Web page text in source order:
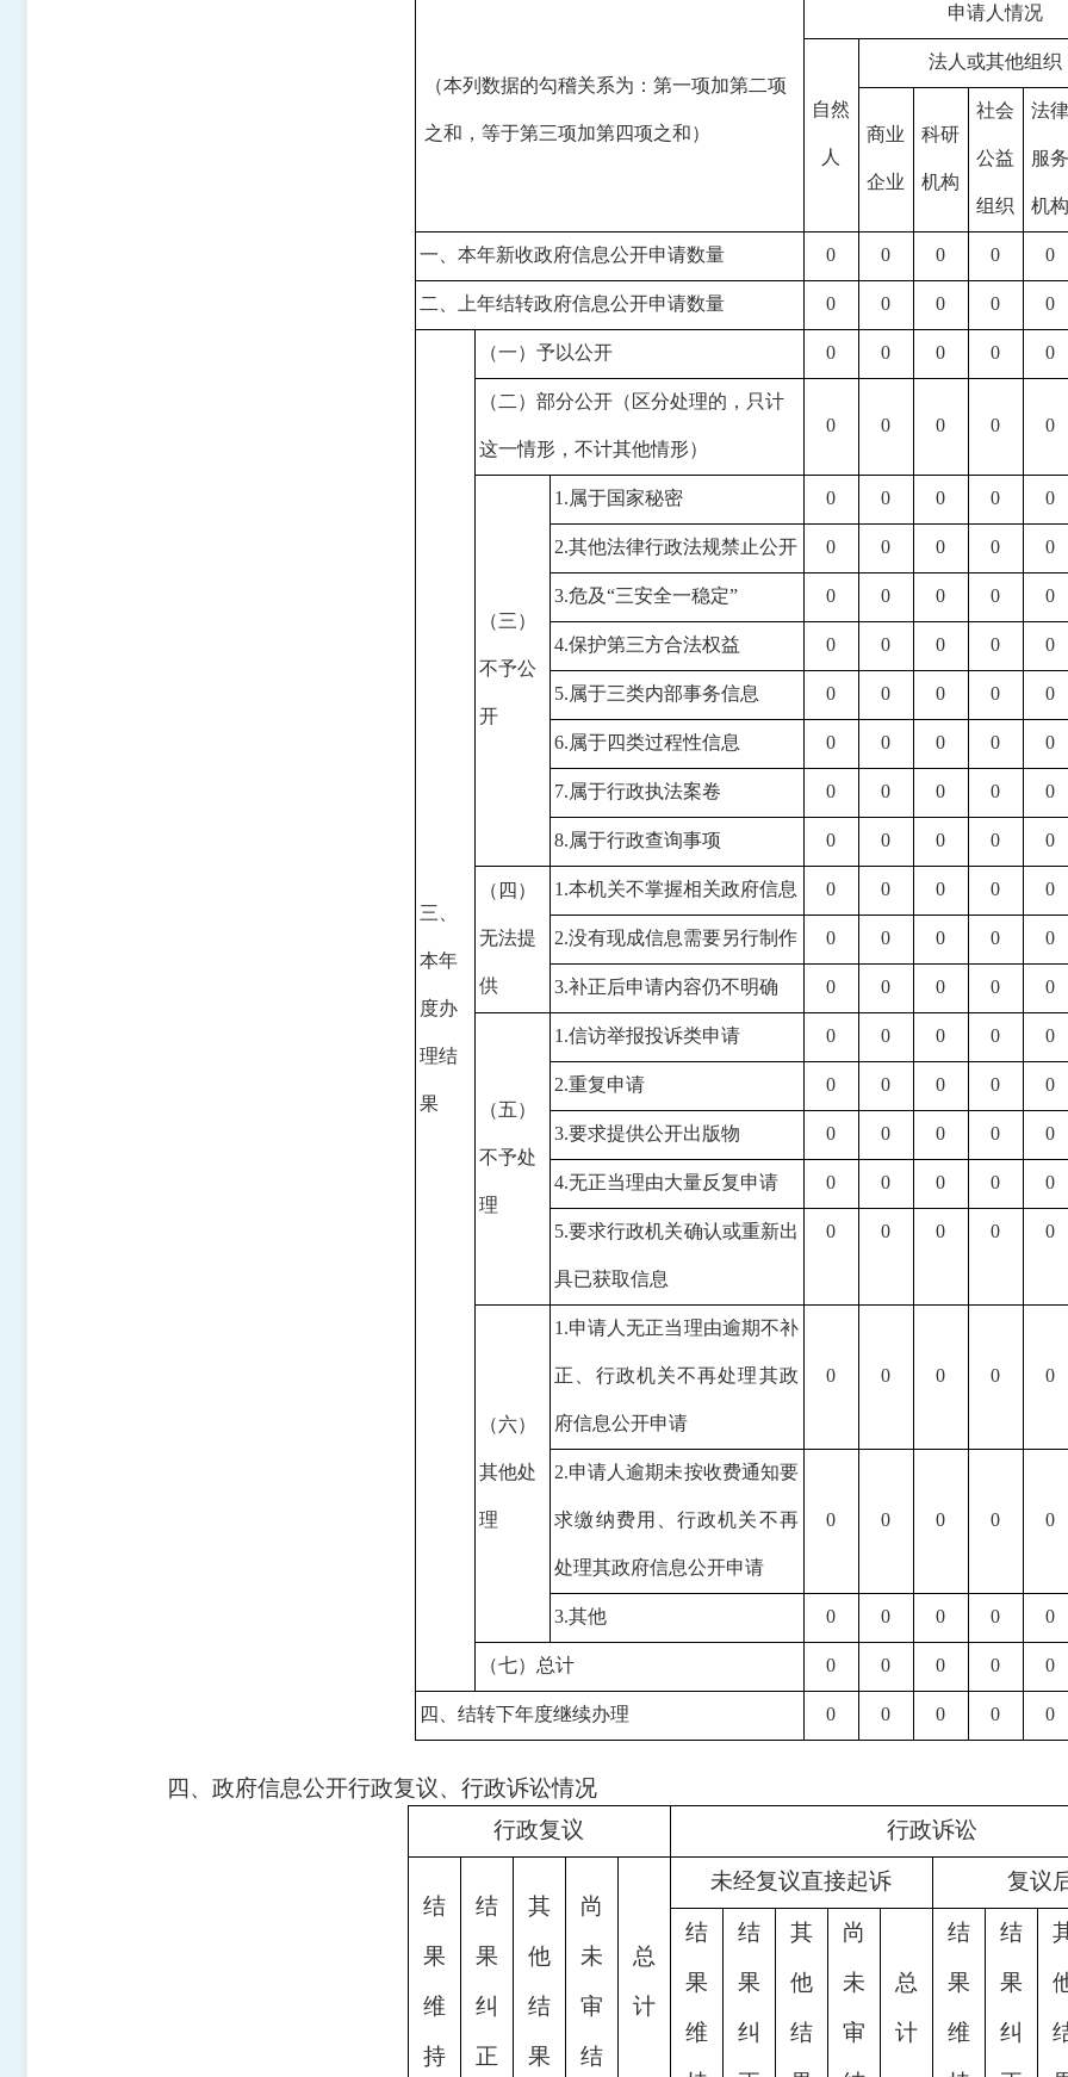
（本列数据的勾稽关系为：第一项加第二项
之和，等于第三项加第四项之和）
申请人情况
自然
人
法人或其他组织
商业
企业
科研
机构
社会
公益
组织
法律
服务
机构
一、本年新收政府信息公开申请数量 0 0 0 0 0
二、上年结转政府信息公开申请数量 0 0 0 0 0
三、
本年
度办
理结
果
（一）予以公开 0 0 0 0 0
（二）部分公开（区分处理的，只计
这一情形，不计其他情形）
0 0 0 0 0
（三）
不予公
开
1.属于国家秘密 0 0 0 0 0
2.其他法律行政法规禁止公开 0 0 0 0 0
3.危及“三安全一稳定” 0 0 0 0 0
4.保护第三方合法权益 0 0 0 0 0
5.属于三类内部事务信息 0 0 0 0 0
6.属于四类过程性信息 0 0 0 0 0
7.属于行政执法案卷 0 0 0 0 0
8.属于行政查询事项 0 0 0 0 0
（四）
无法提
供
1.本机关不掌握相关政府信息 0 0 0 0 0
2.没有现成信息需要另行制作 0 0 0 0 0
3.补正后申请内容仍不明确 0 0 0 0 0
（五）
不予处
理
1.信访举报投诉类申请 0 0 0 0 0
2.重复申请 0 0 0 0 0
3.要求提供公开出版物 0 0 0 0 0
4.无正当理由大量反复申请 0 0 0 0 0
5.要求行政机关确认或重新出
具已获取信息
0 0 0 0 0
（六）
其他处
理
1.申请人无正当理由逾期不补
正、行政机关不再处理其政
府信息公开申请
0 0 0 0 0
2.申请人逾期未按收费通知要
求缴纳费用、行政机关不再
处理其政府信息公开申请
0 0 0 0 0
3.其他 0 0 0 0 0
（七）总计 0 0 0 0 0
四、结转下年度继续办理 0 0 0 0 0
四、政府信息公开行政复议、行政诉讼情况
行政复议
行政诉讼
结
果
维
持
结
果
纠
正
其
他
结
果
尚
未
审
结
总
计
未经复议直接起诉 复议
结
果
维
结
果
纠
其
他
结
尚
未
审
总
计
结
果
维
结
果
纠